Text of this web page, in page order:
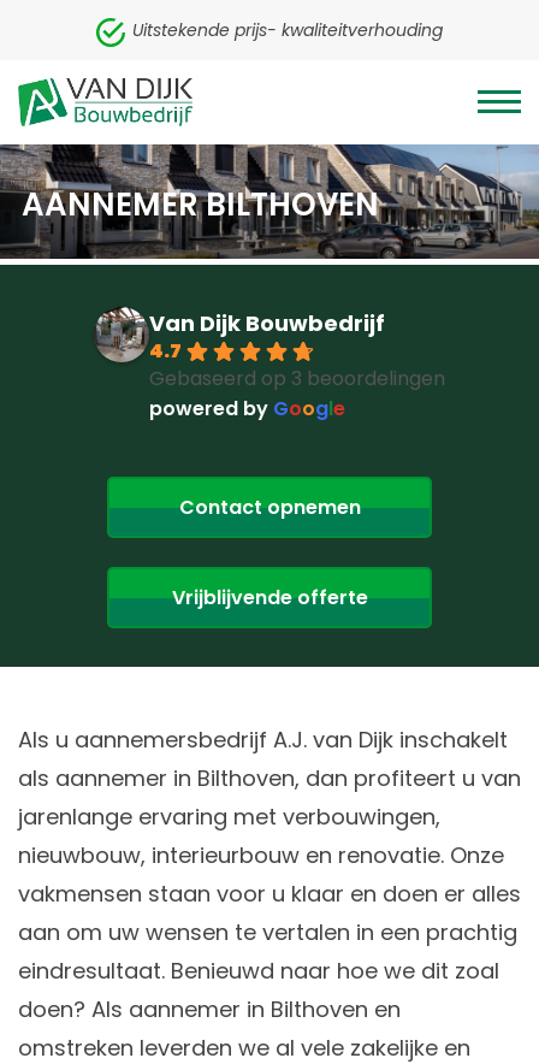
Uitstekende prijs- kwaliteitverhouding
AANNEMER BILTHOVEN
Van Dijk Bouwbedrijf
4.7
Gebaseerd op 3 beoordelingen
powered by Google
Contact opnemen
Vrijblijvende offerte
Als u aannemersbedrijf A.J. van Dijk inschakelt
als aannemer in Bilthoven, dan profiteert u van
jarenlange ervaring met verbouwingen,
nieuwbouw, interieurbouw en renovatie. Onze
vakmensen staan voor u klaar en doen er alles
aan om uw wensen te vertalen in een prachtig
eindresultaat. Benieuwd naar hoe we dit zoal
doen? Als aannemer in Bilthoven en
omstreken leverden we al vele zakelijke en